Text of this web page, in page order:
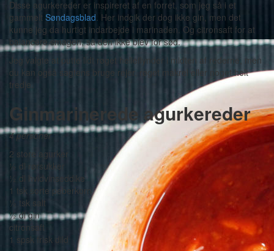
Disse agurkereder er inspireret af en forret, som jeg så i et
gammelt Søndagsblad. Her indgik der dog ikke gin, men det
kunne jeg da hurtigt indarbejde i marinaden. Og citronsaft for at
balancere smagen, så den ikke blev for sød.
Jeg valgte at putte lidt røget helleflynder i midten af rederne, men
du kan også sagtens bruge rejer, røget makrel eller noget helt
tredje.
Ginmarinerede agurkereder
4 personer
2 store agurker
½ dl rørsukker
½ dl hvidvinseddike
1 tsk sorte peberkorn
½ tsk salt
½ dl gin
citronsaft
1 spsk frisk dild